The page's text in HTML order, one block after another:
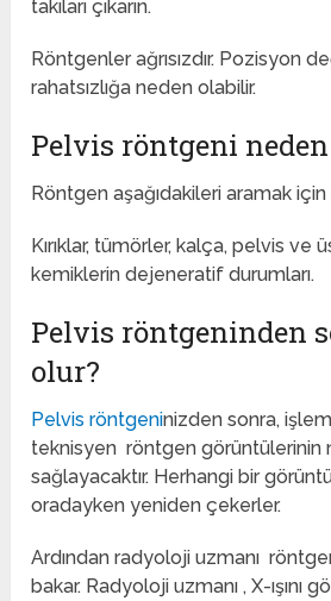
takıları çıkarın.
Röntgenler ağrısızdır. Pozisyon
rahatsızlığa neden olabilir.
Pelvis röntgeni
Röntgen aşağıdakileri aramak için
Kırıklar, tümörler, kalça, pelvis ve
kemiklerin dejeneratif durumları.
Pelvis röntgeninden
olur?
Pelvis röntgeninizden sonra,
teknisyen röntgen görüntülerinin
sağlayacaktır. Herhangi bir
oradayken yeniden çekerler.
Ardından radyoloji uzmanı
bakar. Radyoloji uzmanı , X-ışını